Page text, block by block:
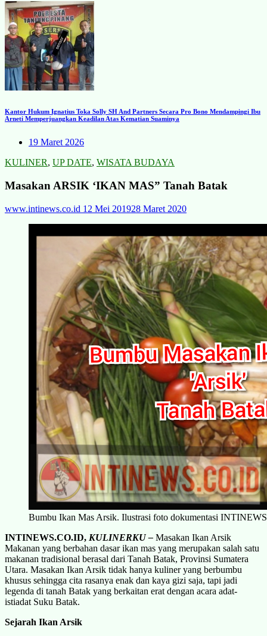
Kantor Hukum Ignatius Toka Solly SH And Partners Secara Pro Bono Mendampingi Ibu
Arneti Memperjuangkan Keadilan Atas Kematian Suaminya
19 Maret 2026
KULINER, UP DATE, WISATA BUDAYA
Masakan ARSIK ‘IKAN MAS” Tanah Batak
www.intinews.co.id 12 Mei 201928 Maret 2020
Bumbu Ikan Mas Arsik. Ilustrasi foto dokumentasi
INTINEWS.CO.ID, KULINERKU – Masakan Ikan Arsik
Makanan yang berbahan dasar ikan mas yang merupakan salah satu
makanan tradisional berasal dari Tanah Batak, Provinsi Sumatera
Utara. Masakan Ikan Arsik tidak hanya kuliner yang berbumbu
khusus sehingga cita rasanya enak dan kaya gizi saja, tapi jadi
legenda di tanah Batak yang berkaitan erat dengan acara adat-
istiadat Suku Batak.
Sejarah Ikan Arsik